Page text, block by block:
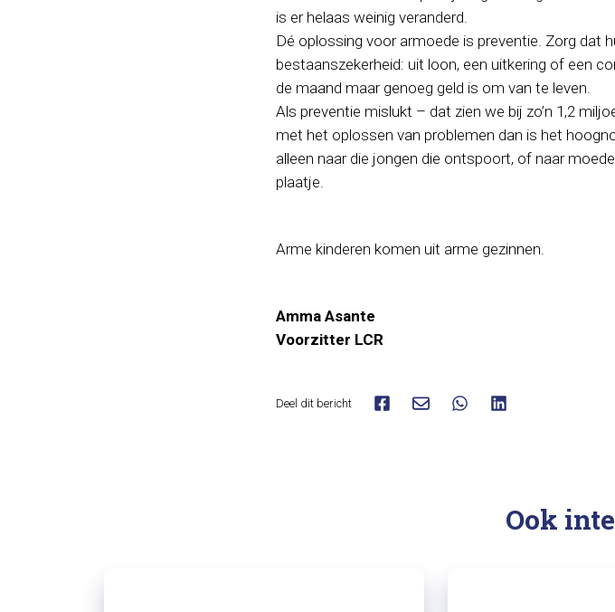
is er helaas weinig veranderd.
Dé oplossing voor armoede is preventie. Zorg dat
bestaanszekerheid: uit loon, een uitkering of een
de maand maar genoeg geld is om van te leven.
Als preventie mislukt – dat zien we bij zo’n 1,2
met het oplossen van problemen dan is het
alleen naar die jongen die ontspoort, of naar
plaatje.
Arme kinderen komen uit arme gezinnen.
Amma Asante
Voorzitter LCR
Deel dit bericht
Ook